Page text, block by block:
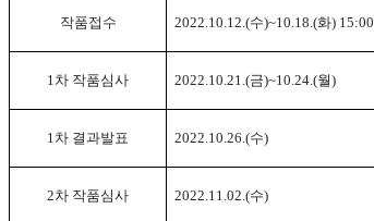
작품접수 2022.10.12.(수)~10.18.(화) 15:00
1차 작품심사 2022.10.21.(금)~10.24.(월)
1차 결과발표 2022.10.26.(수)
2차 작품심사 2022.11.02.(수)